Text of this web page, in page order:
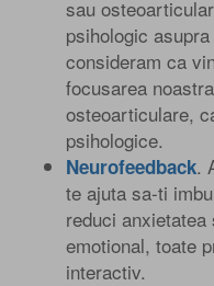
sau
psihologic
consideram ca
focusarea
osteoarticulare,
psihologice.
Neurofeedback.
te ajuta sa-ti
reduci
emotional, toate
interactiv.